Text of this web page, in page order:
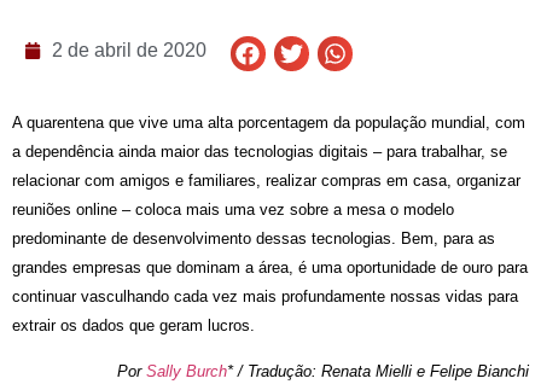
2 de abril de 2020
A quarentena que vive uma alta porcentagem da população mundial, com
a dependência ainda maior das tecnologias digitais – para trabalhar, se
relacionar com amigos e familiares, realizar compras em casa, organizar
reuniões online – coloca mais uma vez sobre a mesa o modelo
predominante de desenvolvimento dessas tecnologias. Bem, para as
grandes empresas que dominam a área, é uma oportunidade de ouro para
continuar vasculhando cada vez mais profundamente nossas vidas para
extrair os dados que geram lucros.
Por Sally Burch* / Tradução: Renata Mielli e Felipe Bianchi